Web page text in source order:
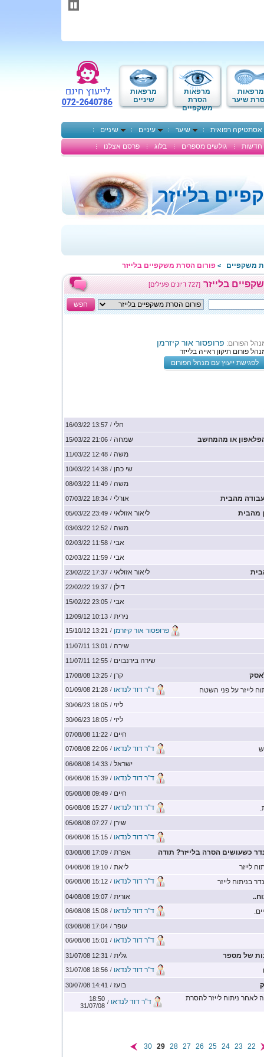
מרפאות
שיער
מרפאות
הסרת
משקפיים
מרפאות
שיניים
אסתטיקה רפואית שיער עיניים
שיניים
חדשות
גולשים מספרים בלוג פרסם אצלנו
בלייזר
משקפיים > פורום הסרת משקפיים בלייזר
[727 דיונים פעילים] בלייזר
חפש
הפורום: פרופסור אור קיזרמן
פורום תיקון ראייה בלייזר
לפגישת ייעוץ עם מנהל הפורום
חלי /
13:57 16/03/22
או מהמחשב שמחה /
21:06 15/03/22
משה /
12:48 11/03/22
שי כהן /
14:38 10/03/22
משה /
11:49 08/03/22
מהבית אורלי /
18:34 07/03/22
מהבית ליאור אזולאי /
23:49 05/03/22
משה /
12:52 03/03/22
אבי /
11:58 02/03/22
אבי /
11:59 02/03/22
ליאור אזולאי /
17:37 23/02/22
דילן /
19:37 22/02/22
אבי /
23:05 15/02/22
נירית /
10:13 12/09/12
פרופסור אור קיזרמן /
13:21 15/10/12
שירה /
13:01 11/07/11
שירה בירנבוים /
12:55 11/07/11
קרן /
13:25 17/08/08
לייזר על פני השטח ד"ר דוד לנדאו /
21:28 01/09/08
ליזי /
18:05 30/06/23
ליזי /
18:05 30/06/23
חיים /
11:22 07/08/08
ד"ר דוד לנדאו /
22:06 07/08/08
ישראל /
14:33 06/08/08
ד"ר דוד לנדאו /
15:39 06/08/08
חיים /
09:49 05/08/08
ד"ר דוד לנדאו /
15:27 06/08/08
שירן /
07:27 05/08/08
ד"ר דוד לנדאו /
15:15 06/08/08
כשעושים הסרה בלייזר? תודה אפרת /
17:09 03/08/08
לייזר ליאת /
19:10 04/08/08
בניתוח לייזר ד"ר דוד לנדאו /
15:12 06/08/08
אורית /
19:07 04/08/08
ד"ר דוד לנדאו /
15:08 06/08/08
עופר /
17:04 03/08/08
ד"ר דוד לנדאו /
15:01 06/08/08
של מספר גלית /
12:31 31/07/08
ד"ר דוד לנדאו /
18:56 31/07/08
בועז /
14:41 30/07/08
לאחר ניתוח לייזר להסרת ד"ר דוד לנדאו /
18:50
31/07/08
22
23
24
25
26
27
28
29
30